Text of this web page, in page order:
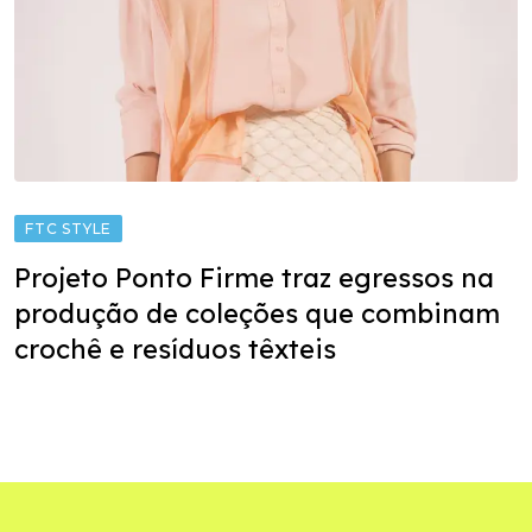
FTC STYLE
Projeto Ponto Firme traz egressos na
produção de coleções que combinam
crochê e resíduos têxteis